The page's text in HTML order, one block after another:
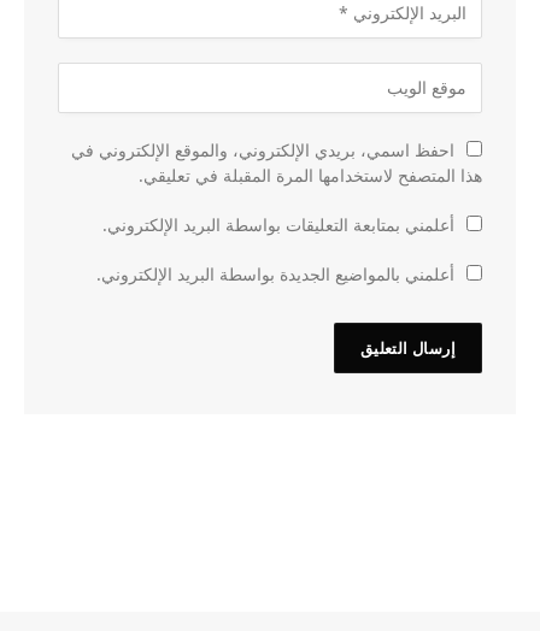
احفظ اسمي، بريدي الإلكتروني، والموقع الإلكتروني في
هذا المتصفح لاستخدامها المرة المقبلة في تعليقي.
أعلمني بمتابعة التعليقات بواسطة البريد الإلكتروني.
أعلمني بالمواضيع الجديدة بواسطة البريد الإلكتروني.